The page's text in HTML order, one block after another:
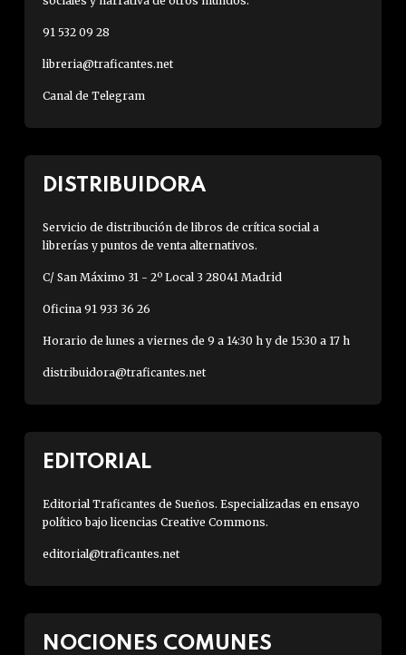
91 532 09 28
libreria@traficantes.net
Canal de Telegram
DISTRIBUIDORA
Servicio de distribución de libros de crítica social a
librerías y puntos de venta alternativos.
C/ San Máximo 31 - 2º Local 3 28041 Madrid
Oficina 91 933 36 26
Horario de lunes a viernes de 9 a 14:30 h y de 15:30 a 17 h
distribuidora@traficantes.net
EDITORIAL
Editorial Traficantes de Sueños. Especializadas en ensayo
político bajo licencias Creative Commons.
editorial@traficantes.net
NOCIONES COMUNES